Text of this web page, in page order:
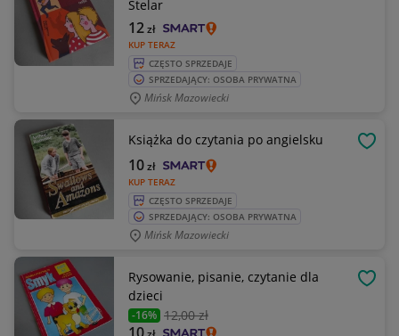
Stelar
KUP TERAZ
12zł
CZĘSTO SPRZEDAJE
SPRZEDAJĄCY: OSOBA PRYWATNA
Mińsk Mazowiecki
Książka do czytania po angielsku
KUP TERAZ
10zł
CZĘSTO SPRZEDAJE
SPRZEDAJĄCY: OSOBA PRYWATNA
Mińsk Mazowiecki
Rysowanie, pisanie, czytanie dla
dzieci
-16% 12,00 zł